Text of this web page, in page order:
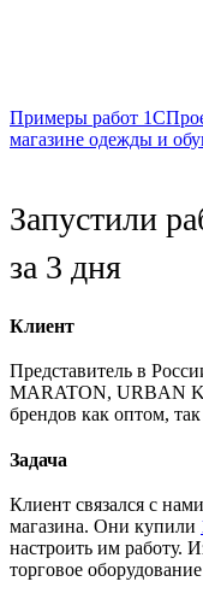
Примеры работ 1С
магазине одежды и
Запустили
за 3 дня
Клиент
Представитель в
MARATON, URBAN
брендов как оптом,
Задача
Клиент связался с
магазина. Они купили
настроить им работу.
торговое